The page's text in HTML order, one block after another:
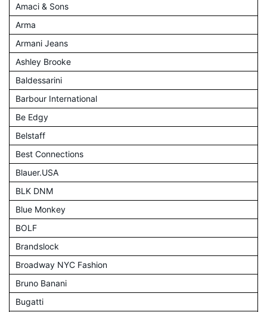
Amaci & Sons
Arma
Armani Jeans
Ashley Brooke
Baldessarini
Barbour International
Be Edgy
Belstaff
Best Connections
Blauer.USA
BLK DNM
Blue Monkey
BOLF
Brandslock
Broadway NYC Fashion
Bruno Banani
Bugatti